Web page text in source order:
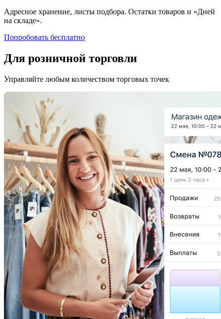
Адресное хранение, листы подбора. Остатки товаров и «Дней
на складе».
Попробовать бесплатно
Для розничной торговли
Управляйте любым количеством торговых точек